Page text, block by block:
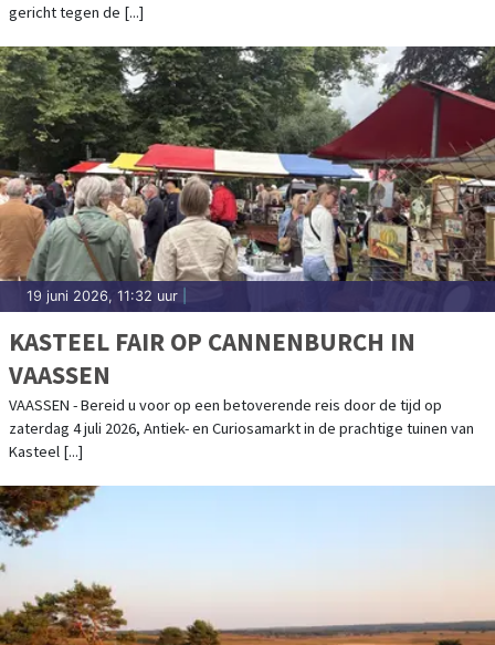
gericht tegen de [...]
19 juni 2026, 11:32 uur
KASTEEL FAIR OP CANNENBURCH IN
VAASSEN
VAASSEN - Bereid u voor op een betoverende reis door de tijd op
zaterdag 4 juli 2026, Antiek- en Curiosamarkt in de prachtige tuinen van
Kasteel [...]